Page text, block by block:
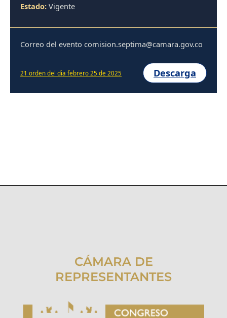
Estado: Vigente
Correo del evento comision.septima@camara.gov.co
21 orden del dia febrero 25 de 2025 Descarga
CÁMARA DE
REPRESENTANTES